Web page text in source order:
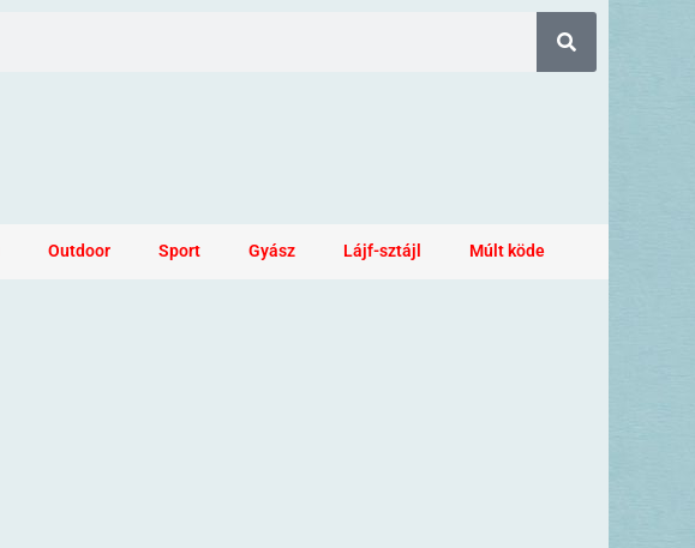
Outdoor Sport Gyász Lájf-sztájl Múlt köde